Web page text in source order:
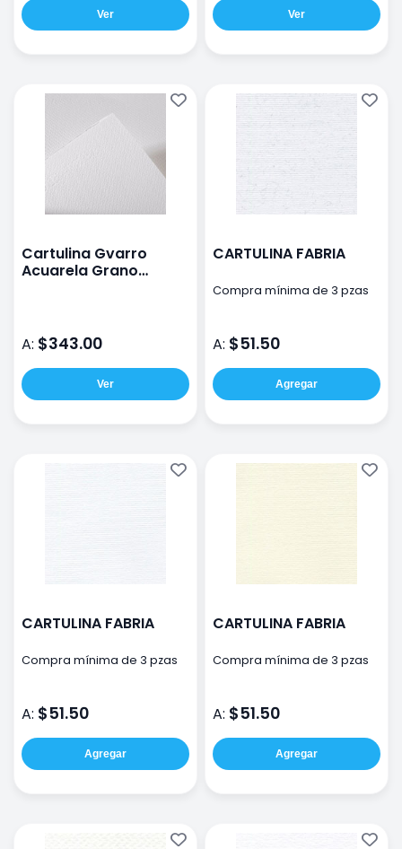
Ver Ver
Cartulina Gvarro
Acuarela Grano
A: $343.00
Ver
CARTULINA FABRIA
Compra mínima de 3 pzas
A: $51.50
Agregar
CARTULINA FABRIA
Compra mínima de 3 pzas
A: $51.50
Agregar
CARTULINA FABRIA
Compra mínima de 3 pzas
A: $51.50
Agregar